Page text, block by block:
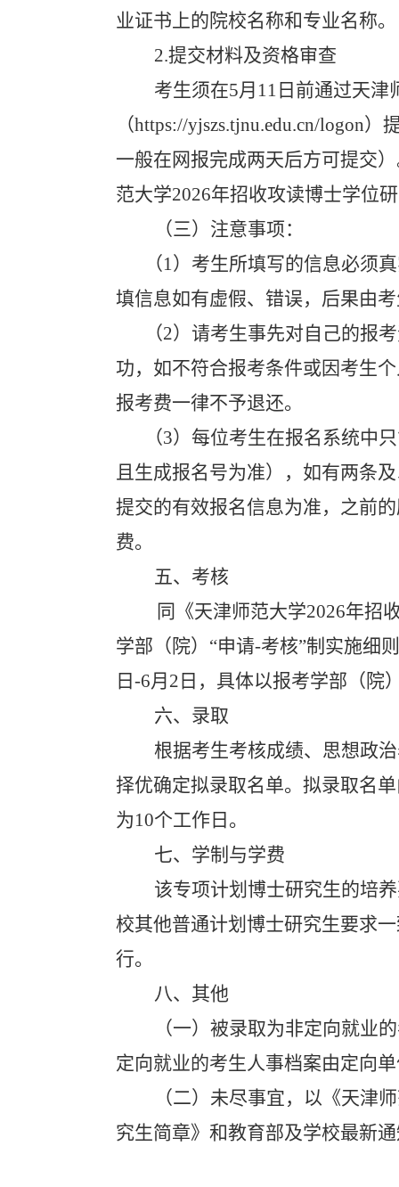
业证书上的院校名称和专业名称。
2.提交材料及资格审查
考生须在5月 11 日前通过天津
（https://yjszs.tjnu.edu.cn/logon）
一般在网报完成两天后方可提交
范大学2026年招收攻读博士学位
（三）注意事项：
（1）考生所填写的信息必须
填信息如有虚假、错误，后果由
（2）请考生事先对自己的报
功，如不符合报考条件或因考生
报考费一律不予退还。
（3） 每位考生在报名系统中
且生成报名号为准），如有两条
提交的有效报名信息为准，之前
费。
五、考核
同《天津师范大学2026年招
学部（院）“申请-考核”制实施细
日-6月 2 日，具体以报考学部（院
六、录取
根据考生考核成绩、思想政
择优确定拟录取名单。拟录取名
为10个工作日。
七、学制与学费
该专项计划博士研究生的培
校其他普通计划博士研究生要求
行。
八、其他
（一）被录取为非定向就业
定向就业的考生人事档案由定向
（二）未尽事宜，以《天津
究生简章》和教育部及学校最新